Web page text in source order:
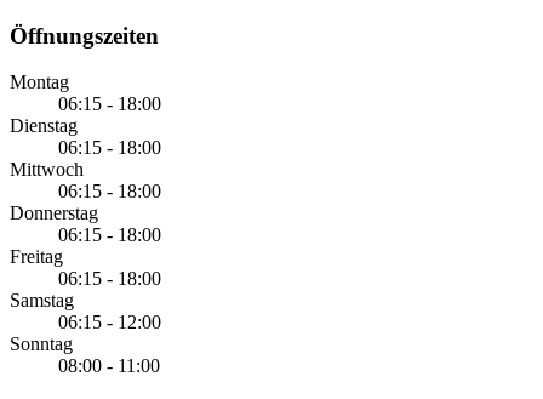
Öffnungszeiten
Montag
06:15 - 18:00
Dienstag
06:15 - 18:00
Mittwoch
06:15 - 18:00
Donnerstag
06:15 - 18:00
Freitag
06:15 - 18:00
Samstag
06:15 - 12:00
Sonntag
08:00 - 11:00